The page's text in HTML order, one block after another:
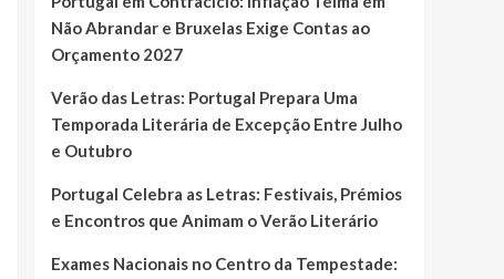
Não Abrandar e Bruxelas Exige Contas ao
Orçamento 2027
Verão das Letras: Portugal Prepara Uma
Temporada Literária de Excepção Entre Julho
e Outubro
Portugal Celebra as Letras: Festivais, Prémios
e Encontros que Animam o Verão Literário
Exames Nacionais no Centro da Tempestade: